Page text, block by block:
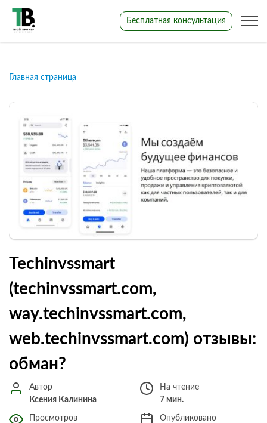
Бесплатная консультация
Главная страница
Techinvssmart
(techinvssmart.com,
way.techinvssmart.com,
web.techinvssmart.com) отзывы:
обман?
Автор
Ксения Калинина
На чтение
7 мин.
Просмотров
Опубликовано